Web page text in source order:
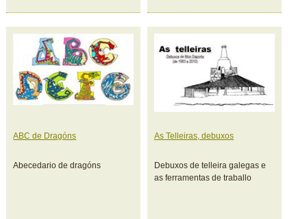
ABC de Dragóns
Abecedario de dragóns
As Telleiras, debuxos
Debuxos de telleira galegas e
as ferramentas de traballo